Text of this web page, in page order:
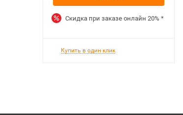
Скидка при заказе онлайн 20% *
Купить в один клик